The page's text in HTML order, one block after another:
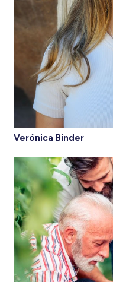
Verónica Binder